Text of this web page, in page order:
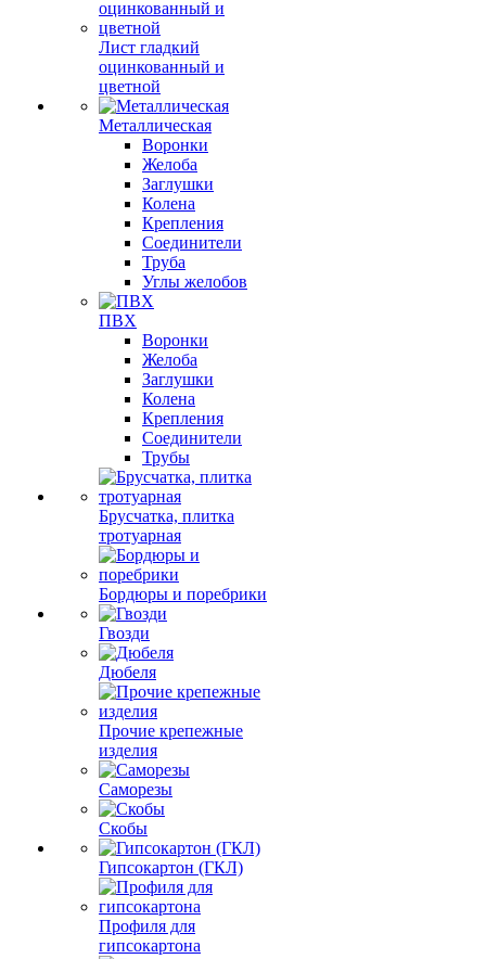
Лист гладкий
оцинкованный и
цветной
Металлическая
Воронки
Желоба
Заглушки
Колена
Крепления
Соединители
Труба
Углы желобов
ПВХ
Воронки
Желоба
Заглушки
Колена
Крепления
Соединители
Трубы
Брусчатка, плитка
тротуарная
Бордюры и поребрики
Гвозди
Дюбеля
Прочие крепежные
изделия
Саморезы
Скобы
Гипсокартон (ГКЛ)
Профиля для
гипсокартона